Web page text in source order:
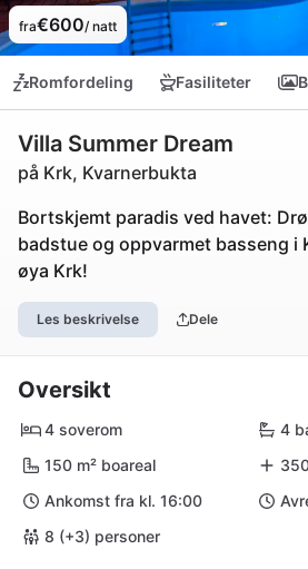
fra€600/ natt
Romfordeling Fasiliteter
Villa Summer Dream
på Krk, Kvarnerbukta
Bortskjemt paradis ved havet:
badstue og oppvarmet basseng i
øya Krk!
Les beskrivelse Dele
Oversikt
4 soverom
4
150 m² boareal
Ankomst fra kl. 16:00
8 (+3) personer